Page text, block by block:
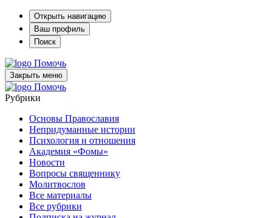
Открыть навигацию
Ваш профиль
Поиск
Помочь
Закрыть меню
Помочь
Рубрики
Основы Православия
Непридуманные истории
Психология и отношения
Академия «Фомы»
Новости
Вопросы священнику
Молитвослов
Все материалы
Все рубрики